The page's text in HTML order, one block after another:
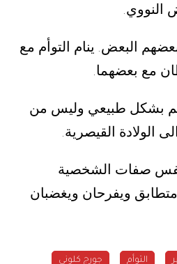
النووي.
بعضهم البعض. ينام التوأم مع
مع بعضهما.
بشكل طبيعي وليس من
الولادة القيصرية.
صفات الشخصية
ويفرحان ويغضبان
التوأم جورج كلوني